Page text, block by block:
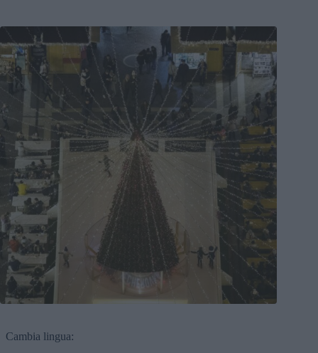
Cambia lingua: